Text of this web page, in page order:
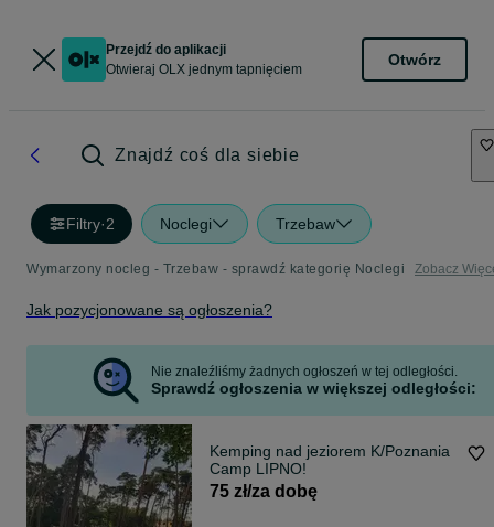
Przejdź do aplikacji
Otwieraj OLX jednym tapnięciem
Otwórz
Znajdź coś dla siebie
Filtry·2 Noclegi Trzebaw
Wymarzony nocleg - Trzebaw - sprawdź kategorię Noclegi Zobacz
Jak pozycjonowane są ogłoszenia?
Nie znaleźliśmy żadnych ogłoszeń w tej odległości.
Sprawdź ogłoszenia w większej odległości:
Kemping nad jeziorem K/Poznania
Camp LIPNO!
75 zł/za dobę